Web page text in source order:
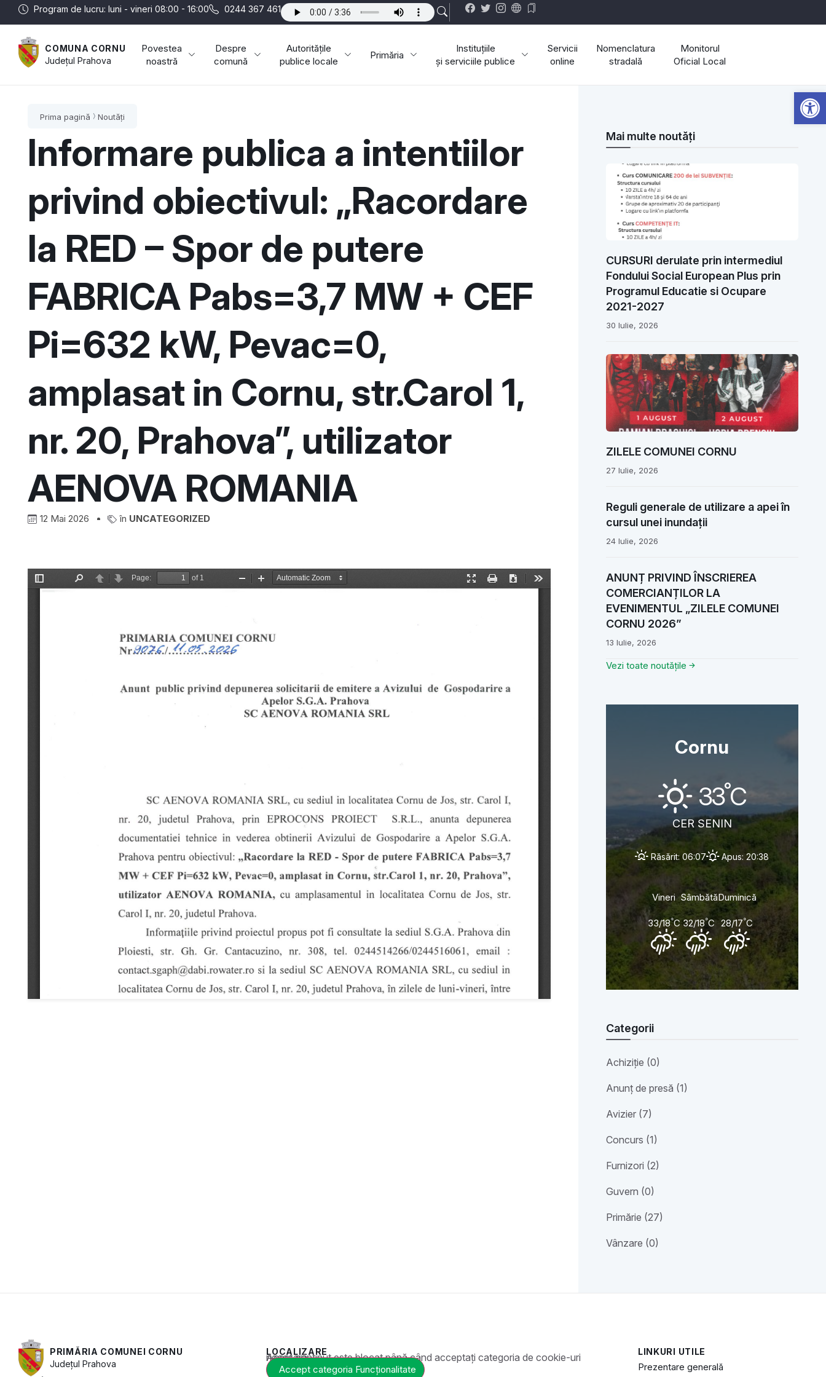
Program de lucru: luni - vineri 08:00 - 16:00 0244 367 461
COMUNA CORNU
JudețulPrahova
Povestea
noastră
Despre
comună
Autoritățile
publice locale
Primăria
Instituțiile
și serviciile publice
Servicii
online
Nomenclatura
stradală
Monitorul
Oficial Local
Prima pagină Noutăți
Informare publica a intentiilor
privind obiectivul: „Racordare
la RED – Spor de putere
FABRICA Pabs=3,7 MW + CEF
Pi=632 kW, Pevac=0,
amplasat in Cornu, str.Carol 1,
nr. 20, Prahova”, utilizator
AENOVA ROMANIA
12 Mai 2026 în UNCATEGORIZED
Mai multe noutăți
CURSURI derulate prin intermediul
Fondului Social European Plus prin
Programul Educatie si Ocupare
2021-2027
30 Iulie, 2026
ZILELE COMUNEI CORNU
27 Iulie, 2026
Reguli generale de utilizare a apei în
cursul unei inundații
24 Iulie, 2026
ANUNȚ PRIVIND ÎNSCRIEREA
COMERCIANȚILOR LA
EVENIMENTUL „ZILELE COMUNEI
CORNU 2026”
13 Iulie, 2026
Vezi toate noutățile
Cornu
33°C
CER SENIN
Răsărit: 06:07 Apus: 20:38
Vineri
33/18°C
Sâmbătă
32/18°C
Duminică
28/17°C
Categorii
Achiziție (0)
Anunț de presă (1)
Avizier (7)
Concurs (1)
Furnizori (2)
Guvern (0)
Primărie (27)
Vânzare (0)
PRIMĂRIA COMUNEI CORNU
JudețulPrahova
LOCALIZARE
Acest conținut este blocat până când acceptați categoria de cookie-uri necesară.
Accept categoria Funcționalitate
LINKURI UTILE
Prezentare generală